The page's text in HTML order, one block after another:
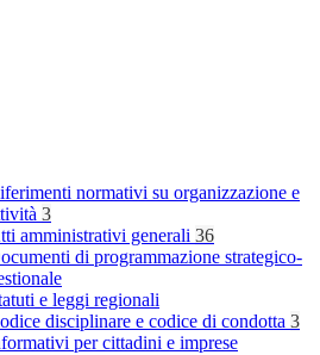
normativi su organizzazione e
3
amministrativi generali 36
di programmazione strategico-
e leggi regionali
disciplinare e codice di condotta 3
per cittadini e imprese